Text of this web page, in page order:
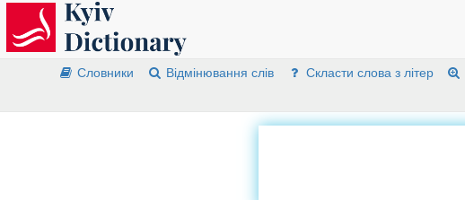
Словники Відмінювання слів Скласти слова з літер